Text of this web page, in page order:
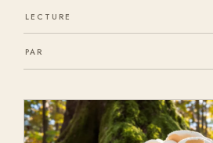
LECTURE
PAR